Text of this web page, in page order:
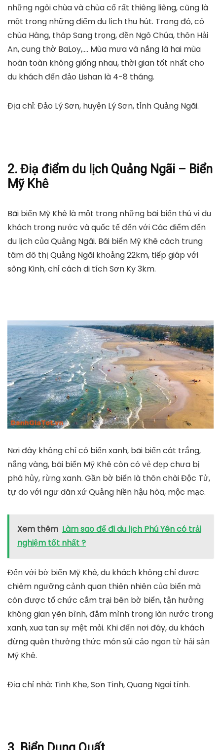
những ngôi chùa và chùa cổ rất thiêng liêng, cũng là
một trong những điểm du lịch thu hút. Trong đó, có
chùa Hàng, tháp Sang trọng, đền Ngô Chúa, thôn Hải
An, cung thờ BaLoy,…. Mùa mưa và nắng là hai mùa
hoàn toàn không giống nhau, thời gian tốt nhất cho
du khách đến đảo Lishan là 4-8 tháng.
Địa chỉ: Đảo Lý Sơn, huyện Lý Sơn, tỉnh Quảng Ngãi.
2. Điạ điểm du lịch Quảng Ngãi – Biển
Mỹ Khê
Bãi biển Mỹ Khê là một trong những bãi biển thú vị du
khách trong nước và quốc tế đến với Các điểm đến
du lịch của Quảng Ngãi. Bãi biển Mỹ Khê cách trung
tâm đô thị Quảng Ngãi khoảng 22km, tiếp giáp với
sông Kinh, chỉ cách di tích Sơn Ky 3km.
Nơi đây không chỉ có biển xanh, bãi biển cát trắng,
nắng vàng, bãi biển Mỹ Khê còn có vẻ đẹp chưa bị
phá hủy, rừng xanh. Gần bờ biển là thôn chài Độc Tử,
tự do với ngư dân xứ Quảng hiền hậu hòa, mộc mạc.
Xem thêm Làm sao để đi du lịch Phú Yên có trải
nghiệm tốt nhất ?
Đến với bờ biển Mỹ Khê, du khách không chỉ được
chiêm ngưỡng cảnh quan thiên nhiên của biển mà
còn được tổ chức cắm trại bên bờ biển, tận hưởng
không gian yên bình, đắm mình trong làn nước trong
xanh, xua tan sự mệt mỏi. Khi đến nơi đây, du khách
đừng quên thưởng thức món sủi cảo ngon từ hải sản
Mỹ Khê.
Địa chỉ nhà: Tinh Khe, Son Tinh, Quang Ngai tỉnh.